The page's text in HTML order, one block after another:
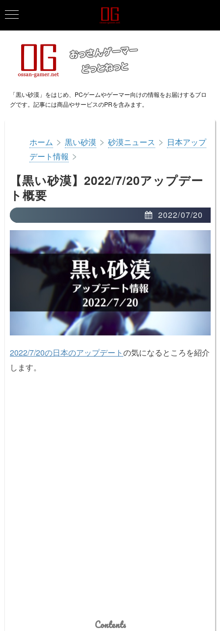
「黒い砂漠」をはじめ、PCゲームやゲーマー向けの情報をお届けするブロ
グです。記事には商品やサービスのPRを含みます。
ホーム > 黒い砂漠 > 砂漠ニュース > 日本アップ
デート情報 >
【黒い砂漠】2022/7/20アップデー
ト概要
2022/07/20
2022/7/20の日本のアップデートの気になるところを紹介
します。
Contents